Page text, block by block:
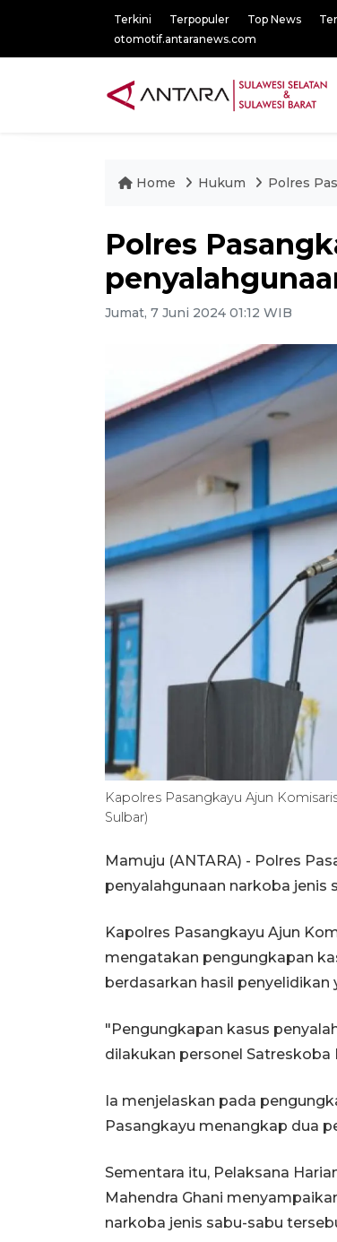
Terkini Terpopuler Top News
otomotif.antaranews.com
Home Hukum Polres
Polres
Jumat, 7 Juni 2024 01:12 WIB
Kapolres Pasangkayu Ajun
Sulbar)
Mamuju (ANTARA) - Polres
penyalahgunaan narkoba jenis
Kapolres Pasangkayu Ajun
mengatakan pengungkapan
berdasarkan hasil penyelidikan
"Pengungkapan kasus
dilakukan personel Satreskoba
Ia menjelaskan pada
Pasangkayu menangkap dua
Sementara itu, Pelaksana
Mahendra Ghani
narkoba jenis sabu-sabu